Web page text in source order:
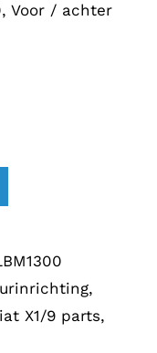
Voor / achter
,
X1/9 parts,